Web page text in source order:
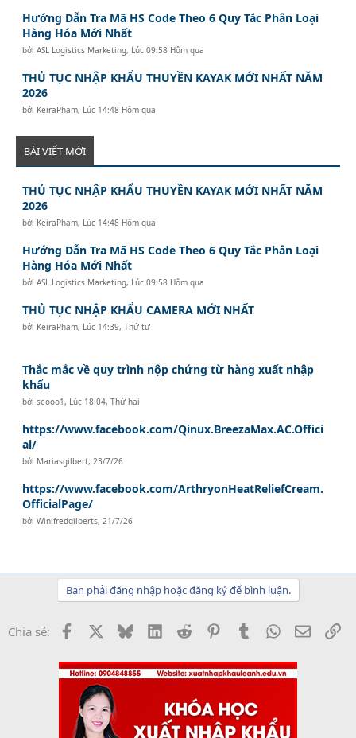
Hướng Dẫn Tra Mã HS Code Theo 6 Quy Tắc Phân Loại
Hàng Hóa Mới Nhất
bởiASL Logistics Marketing, Lúc 09:58 Hôm qua
THỦ TỤC NHẬP KHẨU THUYỀN KAYAK MỚI NHẤT NĂM
2026
bởi KeiraPham, Lúc 14:48 Hôm qua
BÀI VIẾT MỚI
THỦ TỤC NHẬP KHẨU THUYỀN KAYAK MỚI NHẤT NĂM
2026
bởi KeiraPham, Lúc 14:48 Hôm qua
Hướng Dẫn Tra Mã HS Code Theo 6 Quy Tắc Phân Loại
Hàng Hóa Mới Nhất
bởiASL Logistics Marketing, Lúc 09:58 Hôm qua
THỦ TỤC NHẬP KHẨU CAMERA MỚI NHẤT
bởi KeiraPham, Lúc 14:39, Thứ tư
Thắc mắc về quy trình nộp chứng từ hàng xuất nhập
khẩu
bởiseooo1 , Lúc 18:04, Thứ hai
https://www.facebook.com/Qinux.BreezaMax.AC.Offici
al/
bởi Mariasgilbert, 23/7/26
https://www.facebook.com/ArthryonHeatReliefCream.
OfficialPage/
bởiWinifredgilberts, 21/7/26
Bạn phải đăng nhập hoặc đăng ký để bình luận.
Chia sẻ: Facebook BlueskyLinkedInReddit PinterestTumblrWhatsApp
Email